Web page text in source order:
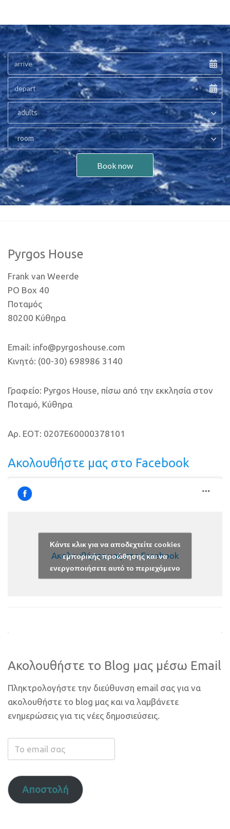
adults
room
Book now
Pyrgos House
Frank van Weerde
PO Box 40
Ποταμός
80200 Κύθηρα
Email: info@pyrgoshouse.com
Κινητό: (00-30) 698986 3140
Γραφείο: Pyrgos House, πίσω από την εκκλησία στον
Ποταμό, Κύθηρα
Αρ. ΕΟΤ: 0207E60000378101
Ακολουθήστε μας στο Facebook
Ακολουθήστε μας στο Facebook
Κάντε κλικ για να αποδεχτείτε cookies
εμπορικής προώθησης και να
ενεργοποιήσετε αυτό το περιεχόμενο
Ακολουθήστε το Blog μας μέσω Email
Πληκτρολογήστε την διεύθυνση email σας για να
ακολουθήστε το blog μας και να λαμβάνετε
ενημερώσεις για τις νέες δημοσιεύσεις.
Το
email
Αποστολή